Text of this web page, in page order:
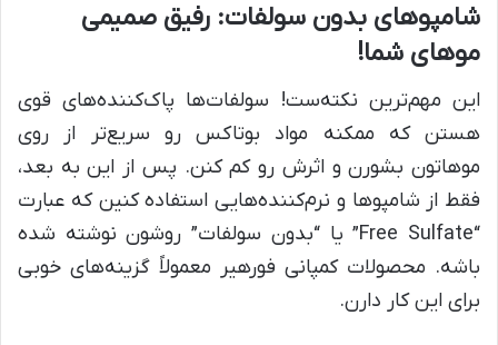
شامپوهای بدون سولفات: رفیق صمیمی
موهای شما!
این مهم‌ترین نکته‌ست! سولفات‌ها پاک‌کننده‌های قوی
هستن که ممکنه مواد بوتاکس رو سریع‌تر از روی
موهاتون بشورن و اثرش رو کم کنن. پس از این به بعد،
فقط از شامپوها و نرم‌کننده‌هایی استفاده کنین که عبارت
“Free Sulfate” یا “بدون سولفات” روشون نوشته شده
باشه. محصولات کمپانی فورهیر معمولاً گزینه‌های خوبی
برای این کار دارن.